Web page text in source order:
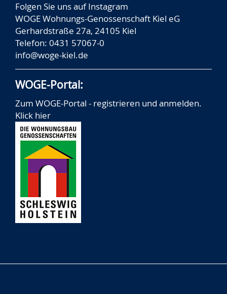
Folgen Sie uns aufInstagram
WOGE Wohnungs-Genossenschaft Kiel eG
Gerhardstraße 27a, 24105 Kiel
Telefon: 0431 57067-0
info@woge-kiel.de
WOGE-Portal:
Zum WOGE-Portal - registrieren und anmelden.
Klick hier